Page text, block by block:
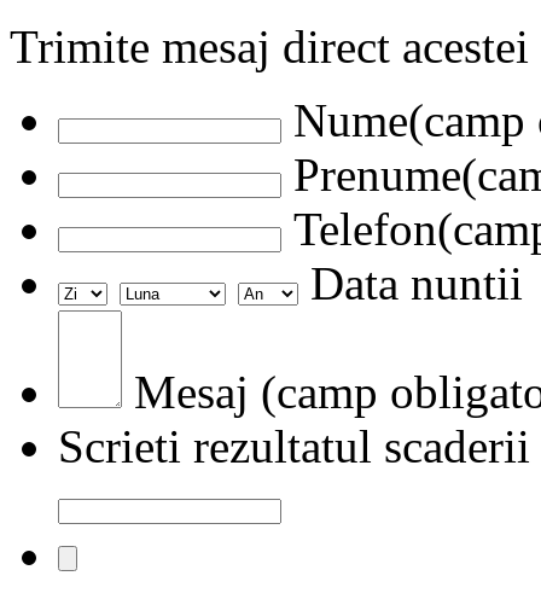
Trimite mesaj direct
Data nuntii
Mesaj (camp
Scrieti rezultatul scaderii